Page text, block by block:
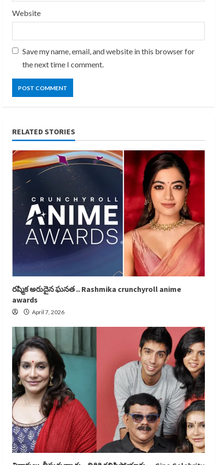
Website
Save my name, email, and website in this browser for
the next time I comment.
RELATED STORIES
రష్మిక అరుదైన ఘనత .. Rashmika crunchyroll anime
awards
April 7, 2026